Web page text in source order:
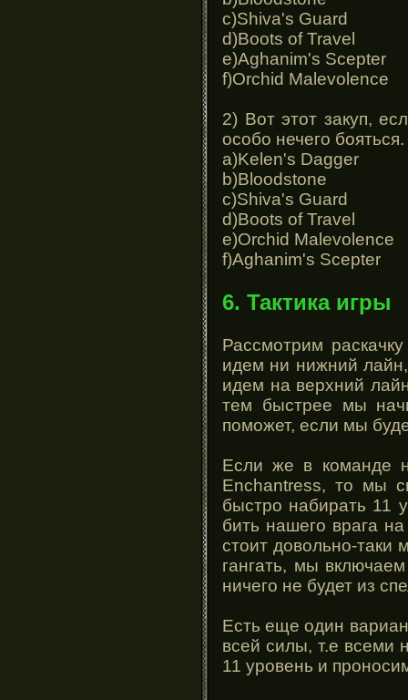
c)Shiva's Guard
d)Boots of Travel
e)Aghanim's Scepter
f)Orchid Malevolence
2) Вот этот закуп,
особо нечего бояться.
a)Kelen's Dagger
b)Bloodstone
c)Shiva's Guard
d)Boots of Travel
e)Orchid Malevolence
f)Aghanim's Scepter
6. Тактика игры
Рассмотрим
идем ни нижний
идем на верхний
тем быстрее мы
поможет, если мы
Если же в команде
Enchantress, то мы
быстро набирать 11
бить нашего врага
стоит довольно-таки
гангать, мы
ничего не будет из
Есть еще один
всей силы, т.е всеми
11 уровень и